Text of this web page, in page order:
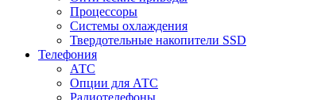
Процессоры
Системы охлаждения
Твердотельные накопители SSD
Телефония
АТС
Опции для АТС